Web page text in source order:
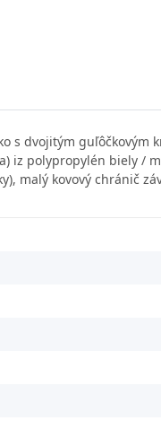
s dvojitým
iz polypropylén biely /
malý kovový chránič